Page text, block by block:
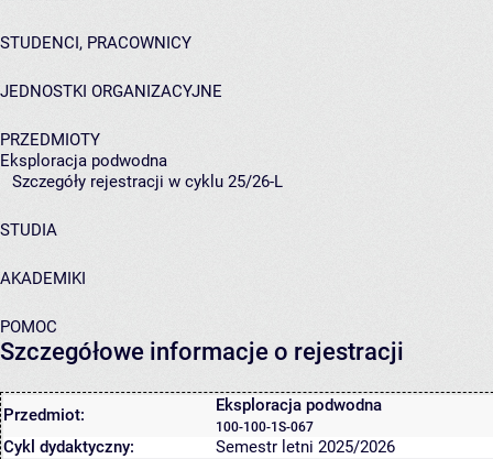
STUDENCI, PRACOWNICY
JEDNOSTKI ORGANIZACYJNE
PRZEDMIOTY
Eksploracja podwodna
Szczegóły rejestracji w cyklu 25/26-L
STUDIA
AKADEMIKI
POMOC
Szczegółowe informacje o rejestracji
Przedmiot: Eksploracja podwodna
100-100-1S-067
Cykl dydaktyczny: Semestr letni 2025/2026